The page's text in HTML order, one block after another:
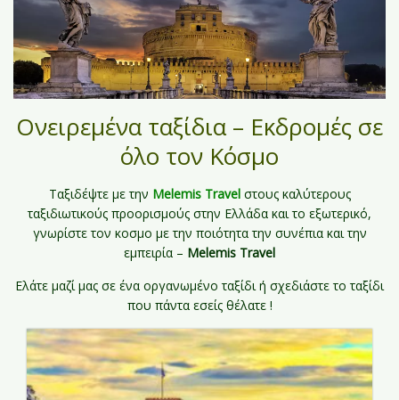
Ονειρεμένα ταξίδια – Εκδρομές σε
όλο τον Κόσμο
Ταξιδέψτε με την Melemis Travel στους καλύτερους
ταξιδιωτικούς προορισμούς στην Ελλάδα και το εξωτερικό,
γνωρίστε τον κοσμο με την ποιότητα την συνέπια και την
εμπειρία – Melemis Travel
Ελάτε μαζί μας σε ένα οργανωμένο ταξίδι ή σχεδιάστε το ταξίδι
που πάντα εσείς θέλατε !